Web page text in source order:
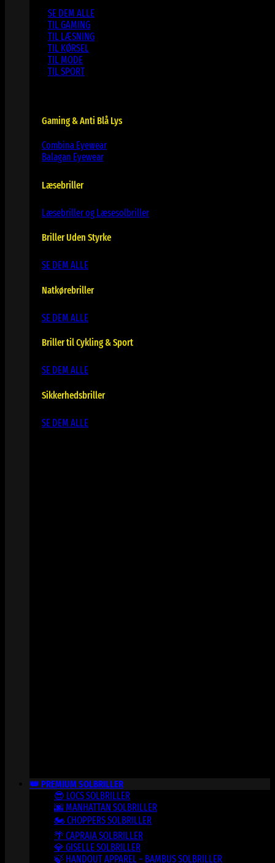
SE DEM ALLE
TIL GAMING
TIL LÆSNING
TIL KØRSEL
TIL MODE
TIL SPORT
Gaming & Anti Blå Lys
Combina Eyewear
Balagan Eyewear
Læsebriller
Læsebriller og Læsesolbriller
Briller Uden Styrke
SE DEM ALLE
Natkørebriller
SE DEM ALLE
Briller til Cykling & Sport
SE DEM ALLE
Sikkerhedsbriller
SE DEM ALLE
👑 PREMIUM SOLBRILLER
😎 LOCS SOLBRILLER
🌆 MANHATTAN SOLBRILLER
🏍️ CHOPPERS SOLBRILLER
🌴 CAPRAIA SOLBRILLER
💎 GISELLE SOLBRILLER
🍃 HANDOUT APPAREL – BAMBUS SOLBRILLER